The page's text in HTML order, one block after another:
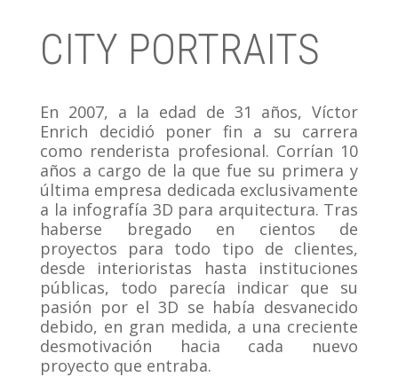
CITY PORTRAITS
En 2007, a la edad de 31 años, Víctor
Enrich decidió poner fin a su carrera
como renderista profesional. Corrían 10
años a cargo de la que fue su primera y
última empresa dedicada exclusivamente
a la infografía 3D para arquitectura. Tras
haberse bregado en cientos de
proyectos para todo tipo de clientes,
desde interioristas hasta instituciones
públicas, todo parecía indicar que su
pasión por el 3D se había desvanecido
debido, en gran medida, a una creciente
desmotivación hacia cada nuevo
proyecto que entraba.